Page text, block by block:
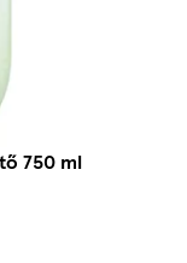
750 ml